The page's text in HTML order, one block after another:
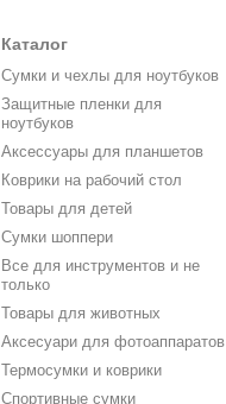
Каталог
Cумки и чехлы для ноутбуков
Защитные пленки для
ноутбуков
Аксессуары для планшетов
Коврики на рабочий стол
Товары для детей
Сумки шоппери
Все для инструментов и не
только
Товары для животных
Аксесуари для фотоаппаратов
Термосумки и коврики
Спортивные сумки